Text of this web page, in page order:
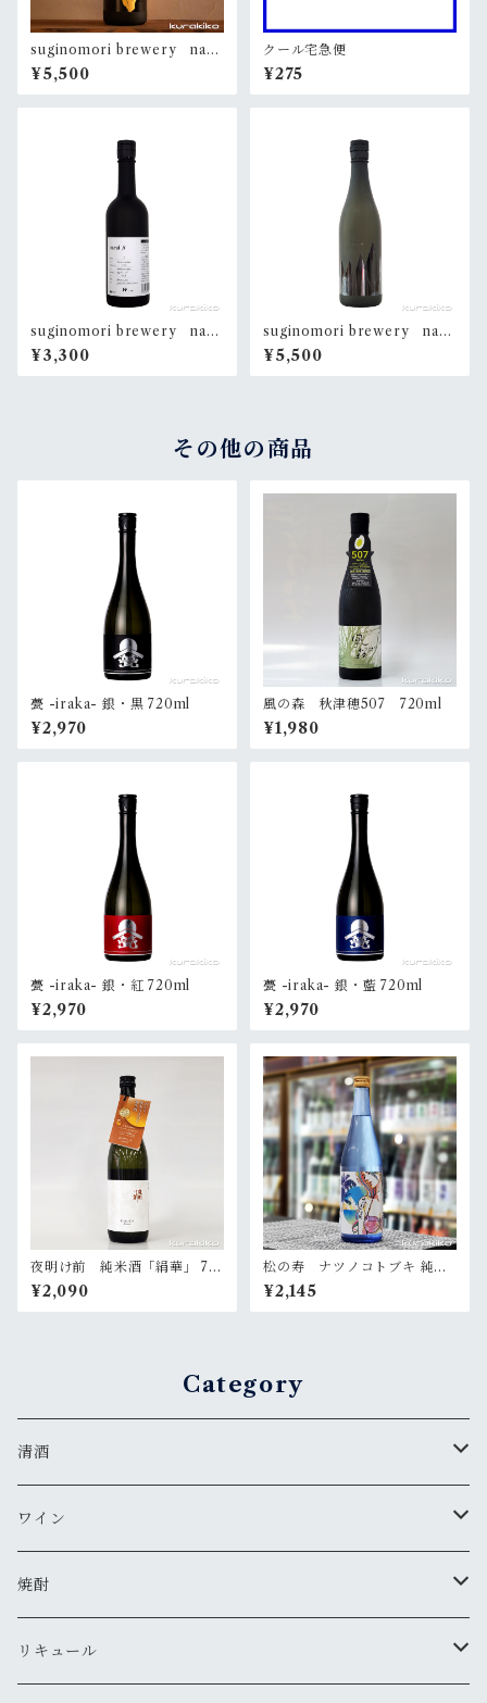
suginomori brewery nara
i kinmon 720ml【専用箱入】
¥5,500
クール宅急便
¥275
suginomori brewery nara
i β No.4 720ml
¥3,300
suginomori brewery nara
i 720ml【専用箱入】
¥5,500
その他の商品
甍 -iraka- 銀・黒 720ml
¥2,970
風の森 秋津穂507 720ml
¥1,980
甍 -iraka- 銀・紅 720ml
¥2,970
甍 -iraka- 銀・藍 720ml
¥2,970
夜明け前 純米酒「絹華」 72
0ml
¥2,090
松の寿 ナツノコトブキ 純米
吟醸 無濾過生酒 720ml
¥2,145
Category
清酒
MIYASAKA
真澄
夜明け前
ワイン
ドメーヌ・コーセイ
安曇野ワイナリー
焼酎
千曲錦・帰山
リキュール